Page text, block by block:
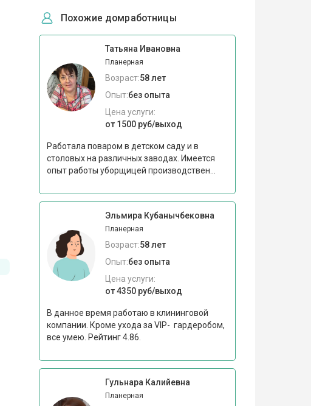
Похожие домработницы
Татьяна Ивановна
Планерная
Возраст:58 лет
Опыт:без опыта
Цена услуги:
от 1500 руб/выход
Работала поваром в детском саду и в
столовых на различных заводах. Имеется
опыт работы уборщицей производствен...
Эльмира Кубанычбековна
Планерная
Возраст:58 лет
Опыт:без опыта
Цена услуги:
от 4350 руб/выход
В данное время работаю в клининговой
компании. Кроме ухода за VIP- гардеробом,
все умею. Рейтинг 4.86.
Гульнара Калийевна
Планерная